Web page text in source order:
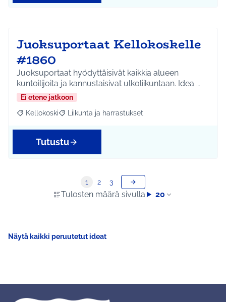
Juoksuportaat Kellokoskelle
#1860
Juoksuportaat hyödyttäisivät kaikkia alueen
kuntoilijoita ja kannustaisivat ulkoliikuntaan. Idea …
Ei etene jatkoon
Rajaa tulokset aihepiirin mukaan: Kellokoski
Kellokoski Rajaa tulokset teeman mukaan: Liikunta ja
Liikunta ja harrastukset
Tutustu
Tulosten määrä sivulla: 20
1 2 3
Näytä kaikki peruutetut ideat